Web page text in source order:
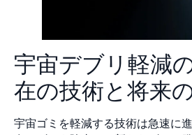
宇宙デブリ軽減
在の技術と将来
宇宙ゴミを軽減する技術は急速に